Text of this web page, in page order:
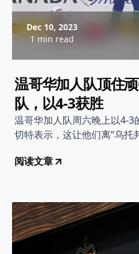
Dec 10, 2023
1 min read
温哥华加人队顶住
队，以4-3获胜
温哥华加人队周六晚上以4-3
切特表示，这让他们离“乌托
阅读文章